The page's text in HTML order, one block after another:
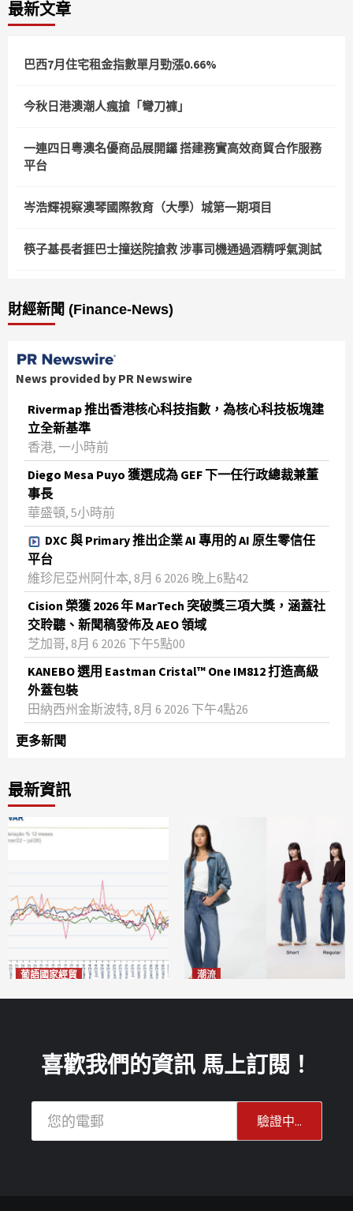
最新文章
巴西7月住宅租金指數單月勁漲0.66%
今秋日港澳潮人瘋搶「彎刀褲」
一連四日粵澳名優商品展開鑼 搭建務實高效商貿合作服務
平台
岑浩輝視察澳琴國際教育（大學）城第一期項目
筷子基長者捱巴士撞送院搶救 涉事司機通過酒精呼氣測試
財經新聞 (Finance-News)
News provided by PR Newswire
Rivermap 推出香港核心科技指數，為核心科技板塊建
立全新基準
香港, 一小時前
Diego Mesa Puyo 獲選成為 GEF 下一任行政總裁兼董
事長
華盛頓, 5小時前
DXC 與 Primary 推出企業 AI 專用的 AI 原生零信任
平台
維珍尼亞州阿什本, 8月 6 2026 晚上6點42
Cision 榮獲 2026 年 MarTech 突破獎三項大獎，涵蓋社
交聆聽、新聞稿發佈及 AEO 領域
芝加哥, 8月 6 2026 下午5點00
KANEBO 選用 Eastman Cristal™ One IM812 打造高級
外蓋包裝
田納西州金斯波特, 8月 6 2026 下午4點26
更多新聞
最新資訊
葡語國家經貿 潮流
喜歡我們的資訊 馬上訂閱！